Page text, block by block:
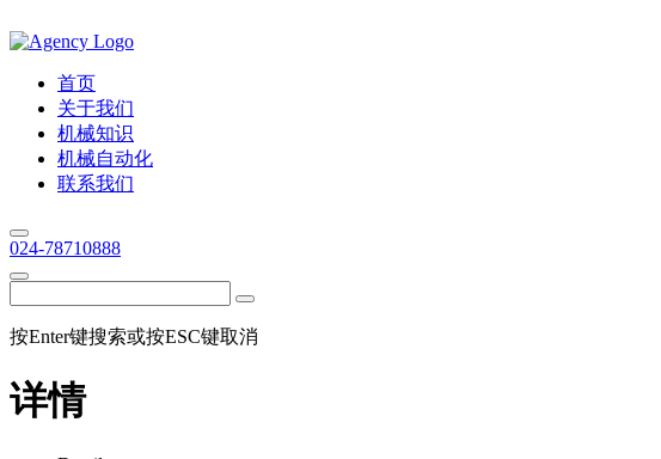
首页
关于我们
机械知识
机械自动化
联系我们
024-78710888
按Enter键搜索或按ESC键取消
详情